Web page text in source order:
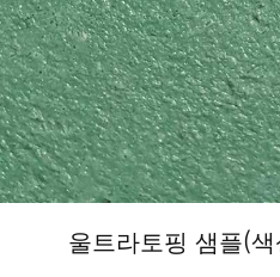
울트라토핑 샘플(